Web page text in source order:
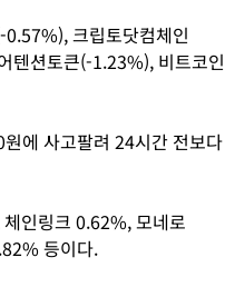
크립토닷컴체인
텐션토큰(-1.23%), 비트코인
에 사고팔려 24시간 전보다
인링크 0.62%, 모네로
등이다.